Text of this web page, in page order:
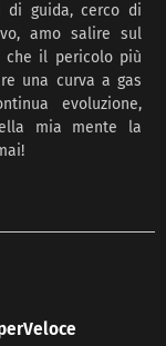
di guida, cerco di
amo salire sul
che il pericolo più
una curva a gas
evoluzione,
mia mente la